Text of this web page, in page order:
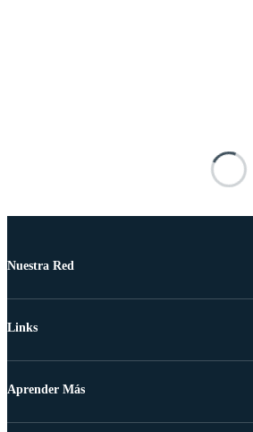
Nuestra Red
Links
Aprender Más